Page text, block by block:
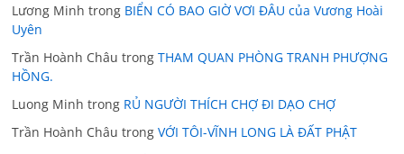
Lương Minh trong BIỂN CÓ BAO GIỜ VƠI ĐÂU của Vương Hoài
Uyên
Trần Hoành Châu trongTHAM QUAN PHÒNG TRANH PHƯỢNG
HỒNG.
Luong Minh trong RỦ NGƯỜI THÍCH CHỢ ĐI DẠO CHỢ
Trần Hoành Châu trongVỚI TÔI-VĨNH LONG LÀ ĐẤT PHẬT